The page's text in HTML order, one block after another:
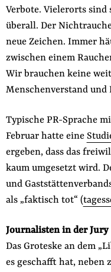
Verbote. Vielerorts
überall. Der
neue Zeichen. Immer
zwischen einem
Wir brauchen keine
Menschenverstand und
Typische PR-Sprache
Februar hatte eine
ergeben, dass das
kaum umgesetzt wird.
und
als „faktisch tot“ (
Journalisten in der Jury
Das Groteske an dem
es geschafft hat, neben